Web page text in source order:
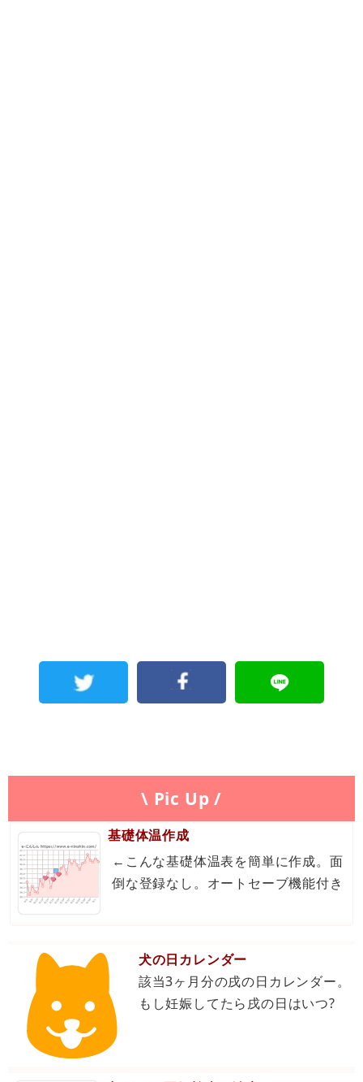
\ Pic Up /
基礎体温作成
←こんな基礎体温表を簡単に作成。面
倒な登録なし。オートセーブ機能付き
犬の日カレンダー
該当3ヶ月分の戌の日カレンダー。
もし妊娠してたら戌の日はいつ?